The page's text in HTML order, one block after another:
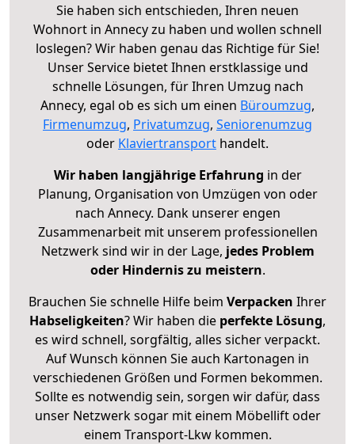
Sie haben sich entschieden, Ihren neuen
Wohnort in Annecy zu haben und wollen schnell
loslegen? Wir haben genau das Richtige für Sie!
Unser Service bietet Ihnen erstklassige und
schnelle Lösungen, für Ihren Umzug nach
Annecy, egal ob es sich um einen Büroumzug,
Firmenumzug, Privatumzug, Seniorenumzug
oder Klaviertransport handelt.
Wir haben langjährige Erfahrung in der
Planung, Organisation von Umzügen von oder
nach Annecy. Dank unserer engen
Zusammenarbeit mit unserem professionellen
Netzwerk sind wir in der Lage, jedes Problem
oder Hindernis zu meistern.
Brauchen Sie schnelle Hilfe beim Verpacken Ihrer
Habseligkeiten? Wir haben die perfekte Lösung,
es wird schnell, sorgfältig, alles sicher verpackt.
Auf Wunsch können Sie auch Kartonagen in
verschiedenen Größen und Formen bekommen.
Sollte es notwendig sein, sorgen wir dafür, dass
unser Netzwerk sogar mit einem Möbellift oder
einem Transport-Lkw kommen.